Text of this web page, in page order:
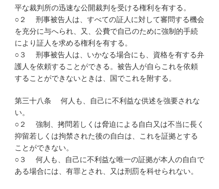
平な裁判所の迅速な公開裁判を受ける権利を有する。
○２ 刑事被告人は、すべての証人に対して審問する機会
を充分に与へられ、又、公費で自己のために強制的手続
により証人を求める権利を有する。
○３ 刑事被告人は、いかなる場合にも、資格を有する弁
護人を依頼することができる。被告人が自らこれを依頼
することができないときは、国でこれを附する。
第三十八条 何人も、自己に不利益な供述を強要されな
い。
○２ 強制、拷問若しくは脅迫による自白又は不当に長く
抑留若しくは拘禁された後の自白は、これを証拠とする
ことができない。
○３ 何人も、自己に不利益な唯一の証拠が本人の自白で
ある場合には、有罪とされ、又は刑罰を科せられない。